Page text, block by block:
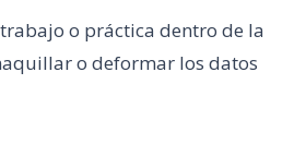
o práctica dentro de la
o deformar los datos